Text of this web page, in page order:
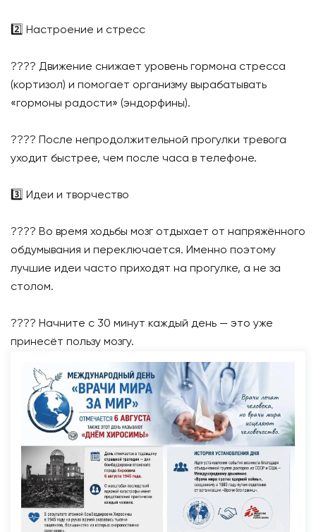
2️⃣ Настроение и стресс
???? Движение снижает уровень гормона стресса
(кортизол) и помогает организму вырабатывать
«гормоны радости» (эндорфины).
???? После непродолжительной прогулки тревога
уходит быстрее, чем после часа в телефоне.
3️⃣ Идеи и творчество
???? Во время ходьбы мозг отдыхает от напряжённого
обдумывания и переключается. Именно поэтому
лучшие идеи часто приходят на прогулке, а не за
столом.
???? Начните с 30 минут каждый день — это уже
принесёт пользу мозгу.